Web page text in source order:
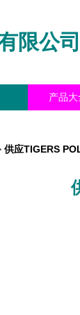
限公司
产品大
供应TIGERS